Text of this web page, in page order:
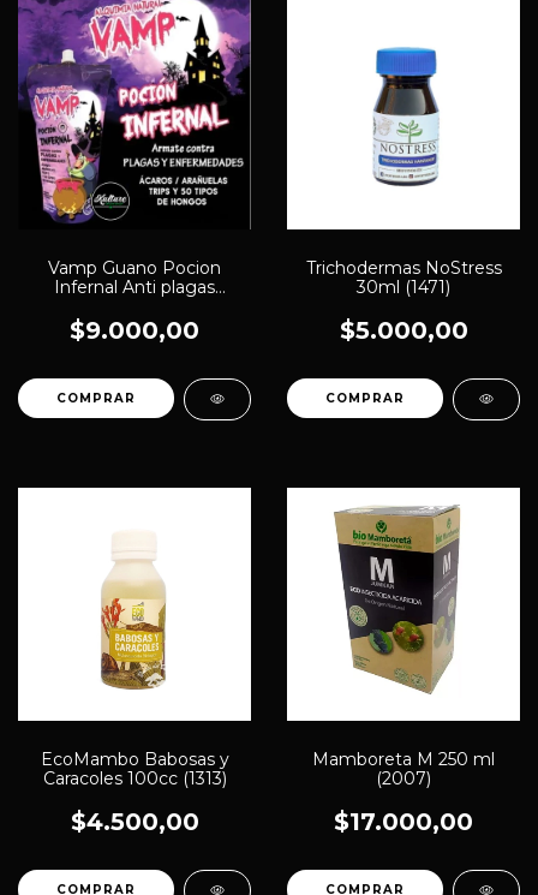
Vamp Guano Pocion
Infernal Anti plagas
$9.000,00
Trichodermas NoStress
30ml (1471)
$5.000,00
EcoMambo Babosas y
Caracoles 100cc (1313)
$4.500,00
Mamboreta M 250 ml
(2007)
$17.000,00